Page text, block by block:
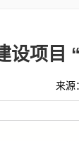
设项目
来